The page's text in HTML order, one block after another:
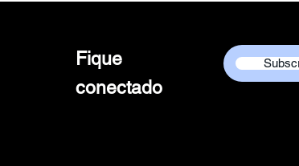
: Os trocartes magnéticos são
instrumentos e acessórios laparoscópicos padrão,
integração perfeita em configurações cirúrgicas existentes.
Facilidade de uso: os trocartes laparoscópicos
Fique
conectado